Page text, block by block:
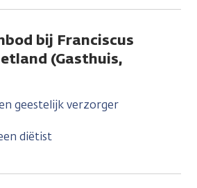
bij Franciscus
(Gasthuis,
geestelijk verzorger
diëtist